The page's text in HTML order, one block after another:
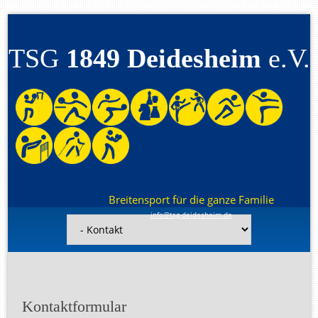
Breitensport für die ganze Familie
info@tsg-deidesheim.de
TSG 1849 Deidesheim e.V.
Navigation
überspringen
Kontaktformular